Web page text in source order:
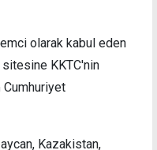
olarak kabul eden
KKTC'nin
Cumhuriyet
Kazakistan,